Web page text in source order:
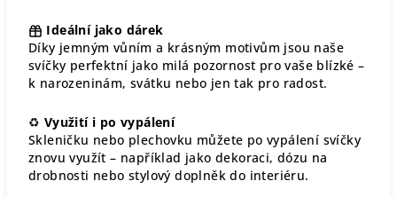
Ideální jako dárek
Díky jemným vůním a krásným motivům jsou naše
svíčky perfektní jako milá pozornost pro vaše blízké –
k narozeninám, svátku nebo jen tak pro radost.
♻ Využití i po vypálení
Skleničku nebo plechovku můžete po vypálení svíčky
znovu využít – například jako dekoraci, dózu na
drobnosti nebo stylový doplněk do interiéru.